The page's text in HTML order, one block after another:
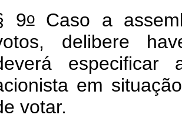
9oCaso a
delibere
em
votar.